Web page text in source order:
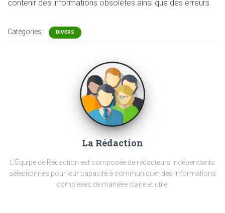
contenir des informations obsolètes ainsi que des erreurs.
Catégories : DIVERS
La Rédaction
L'Équipe de Rédaction est composée de rédacteurs indépendants
sélectionnés pour leur capacité à communiquer des informations
complexes de manière claire et utile.